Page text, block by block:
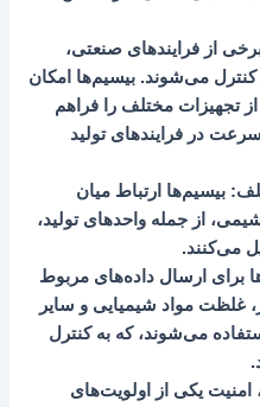
از فرایندهای صنعتی،
کنترل می‌شوند. بیسیم‌ها امکان
تجهیزات مختلف را فراهم
در فرایندهای تولید
: بیسیم‌ها ارتباط میان
از جمله واحدهای تولید،
می‌کنند.
برای ارسال داده‌های مربوط
غلظت مواد شیمیایی و سایر
می‌شوند، که به کنترل
امنیت یکی از اولویت‌های